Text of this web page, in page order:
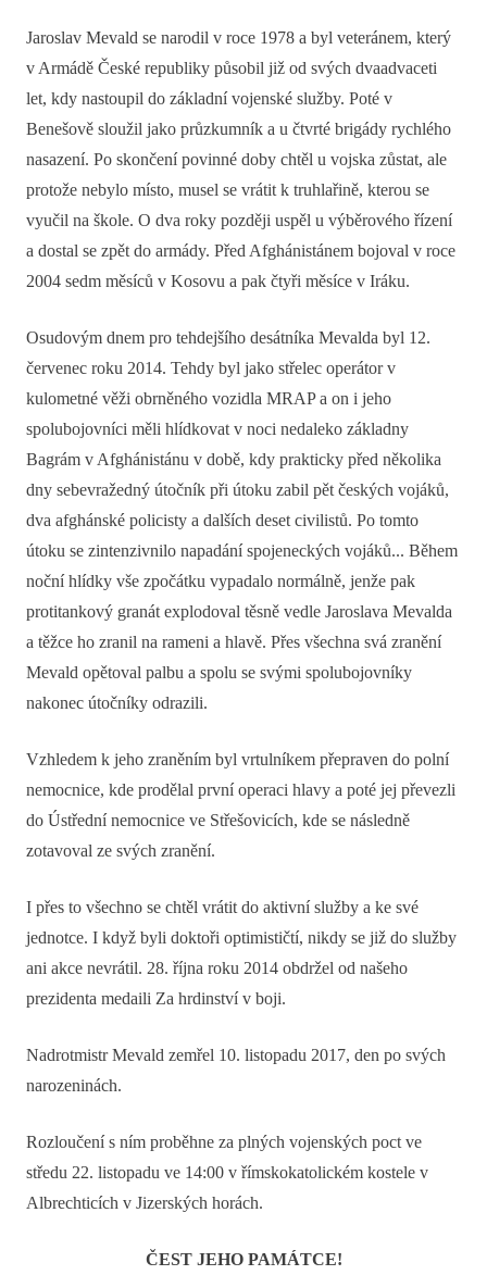
Jaroslav Mevald se narodil v roce 1978 a byl veteránem, který
v Armádě České republiky působil již od svých dvaadvaceti
let, kdy nastoupil do základní vojenské služby. Poté v
Benešově sloužil jako průzkumník a u čtvrté brigády rychlého
nasazení. Po skončení povinné doby chtěl u vojska zůstat, ale
protože nebylo místo, musel se vrátit k truhlařině, kterou se
vyučil na škole. O dva roky později uspěl u výběrového řízení
a dostal se zpět do armády. Před Afghánistánem bojoval v roce
2004 sedm měsíců v Kosovu a pak čtyři měsíce v Iráku.
Osudovým dnem pro tehdejšího desátníka Mevalda byl 12.
červenec roku 2014. Tehdy byl jako střelec operátor v
kulometné věži obrněného vozidla MRAP a on i jeho
spolubojovníci měli hlídkovat v noci nedaleko základny
Bagrám v Afghánistánu v době, kdy prakticky před několika
dny sebevražedný útočník při útoku zabil pět českých vojáků,
dva afghánské policisty a dalších deset civilistů. Po tomto
útoku se zintenzivnilo napadání spojeneckých vojáků... Během
noční hlídky vše zpočátku vypadalo normálně, jenže pak
protitankový granát explodoval těsně vedle Jaroslava Mevalda
a těžce ho zranil na rameni a hlavě. Přes všechna svá zranění
Mevald opětoval palbu a spolu se svými spolubojovníky
nakonec útočníky odrazili.
Vzhledem k jeho zraněním byl vrtulníkem přepraven do polní
nemocnice, kde prodělal první operaci hlavy a poté jej převezli
do Ústřední nemocnice ve Střešovicích, kde se následně
zotavoval ze svých zranění.
I přes to všechno se chtěl vrátit do aktivní služby a ke své
jednotce. I když byli doktoři optimističtí, nikdy se již do služby
ani akce nevrátil. 28. října roku 2014 obdržel od našeho
prezidenta medaili Za hrdinství v boji.
Nadrotmistr Mevald zemřel 10. listopadu 2017, den po svých
narozeninách.
Rozloučení s ním proběhne za plných vojenských poct ve
středu 22. listopadu ve 14:00 v římskokatolickém kostele v
Albrechticích v Jizerských horách.
ČEST JEHO PAMÁTCE!